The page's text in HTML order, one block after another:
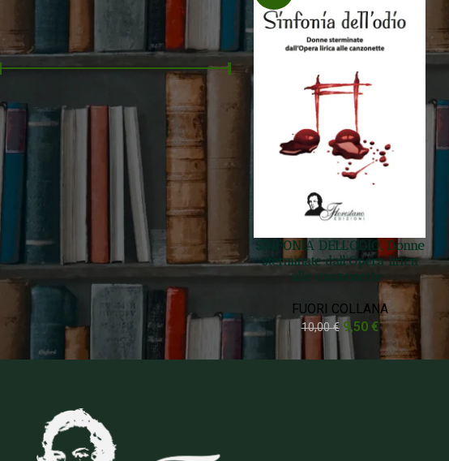
Filtra Per Prezzo
FILTRA
Prezzo: 0 €—10 €
Filtra Per Stato
In stock
SINFONIA DELL’ODIO. Donne
sterminate dall’Opera lirica
alle canzonette
FUORI COLLANA
10,00€ 9,50 €